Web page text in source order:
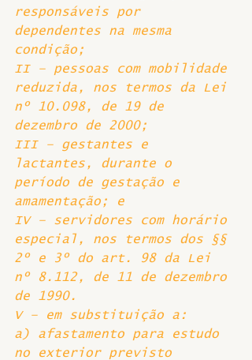
responsáveis por
dependentes na mesma
condição;
II – pessoas com mobilidade
reduzida, nos termos da Lei
nº 10.098, de 19 de
dezembro de 2000;
III – gestantes e
lactantes, durante o
período de gestação e
amamentação; e
IV – servidores com horário
especial, nos termos dos §§
2º e 3º do art. 98 da Lei
nº 8.112, de 11 de dezembro
de 1990.
V – em substituição a:
a) afastamento para estudo
no exterior previsto